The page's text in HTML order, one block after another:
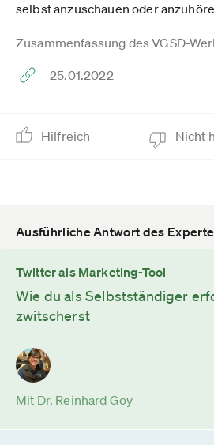
selbst anzuschauen oder
Zusammenfassung des VGSD-
25.01.2022
Hilfreich Nicht
Ausführliche Antwort des
Twitter als Marketing-Tool
Wie du als Selbstständiger
zwitscherst
Mit Dr. Reinhard Goy